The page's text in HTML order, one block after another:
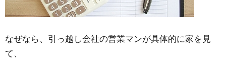
なぜなら、引っ越し会社の営業マンが具体的に家を見
て、